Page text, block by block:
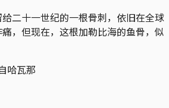
二十一世纪的一根骨刺，依旧在全球
，但现在，这根加勒比海的鱼骨，似
哈瓦那